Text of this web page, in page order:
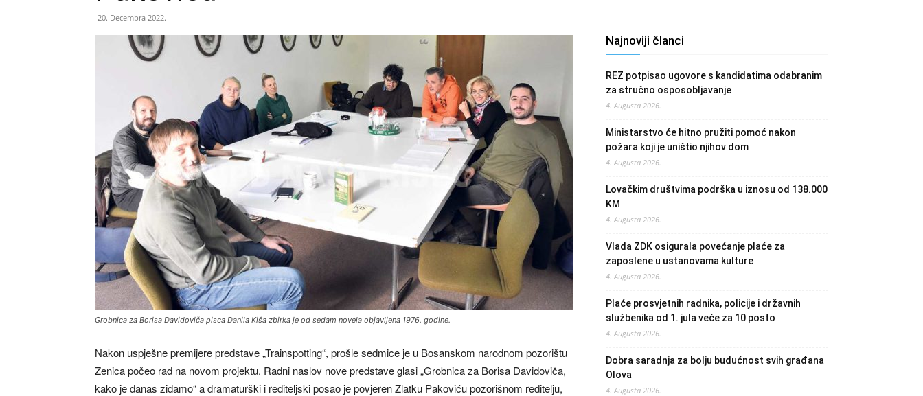
20. Decembra 2022.
Grobnica za Borisa Davidoviča pisca Danila Kiša zbirka je od sedam novela objavljena 1976. godine.
Nakon uspješne premijere predstave „Trainspotting“, prošle sedmice je u Bosanskom narodnom pozorištu
Zenica počeo rad na novom projektu. Radni naslov nove predstave glasi „Grobnica za Borisa Davidoviča,
kako je danas zidamo“ a dramaturški i rediteljski posao je povjeren Zlatku Pakoviću pozorišnom reditelju,
Najnoviji članci
REZ potpisao ugovore s kandidatima odabranim
za stručno osposobljavanje
4. Augusta 2026.
Ministarstvo će hitno pružiti pomoć nakon
požara koji je uništio njihov dom
4. Augusta 2026.
Lovačkim društvima podrška u iznosu od 138.000
KM
4. Augusta 2026.
Vlada ZDK osigurala povećanje plaće za
zaposlene u ustanovama kulture
4. Augusta 2026.
Plaće prosvjetnih radnika, policije i državnih
službenika od 1. jula veće za 10 posto
4. Augusta 2026.
Dobra saradnja za bolju budućnost svih građana
Olova
4. Augusta 2026.